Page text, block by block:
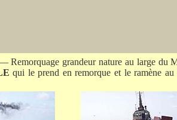
Remorquage grandeur nature au large du
qui le prend en remorque et le ramène